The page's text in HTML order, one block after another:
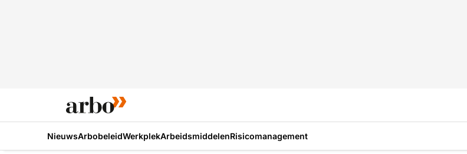
NieuwsArbobeleidWerkplekArbeidsmiddelenRisicomanagement